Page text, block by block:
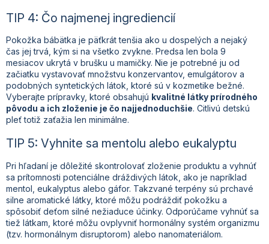
TIP 4: Čo najmenej ingrediencií
Pokožka bábätka je päťkrát tenšia ako u dospelých a nejaký
čas jej trvá, kým si na všetko zvykne. Predsa len bola 9
mesiacov ukrytá v brušku u mamičky. Nie je potrebné ju od
začiatku vystavovať množstvu konzervantov, emulgátorov a
podobných syntetických látok, ktoré sú v kozmetike bežné.
Vyberajte prípravky, ktoré obsahujú kvalitné látky prírodného
pôvodu a ich zloženie je čo najjednoduchšie. Citlivú detskú
pleť totiž zaťažia len minimálne.
TIP 5: Vyhnite sa mentolu alebo eukalyptu
Pri hľadaní je dôležité skontrolovať zloženie produktu a vyhnúť
sa prítomnosti potenciálne dráždivých látok, ako je napríklad
mentol, eukalyptus alebo gáfor. Takzvané terpény sú prchavé
silne aromatické látky, ktoré môžu podráždiť pokožku a
spôsobiť deťom silné nežiaduce účinky. Odporúčame vyhnúť sa
tiež látkam, ktoré môžu ovplyvniť hormonálny systém organizmu
(tzv. hormonálnym disruptorom) alebo nanomateriálom.